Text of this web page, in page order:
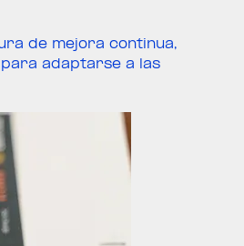
de mejora continua,
adaptarse a las